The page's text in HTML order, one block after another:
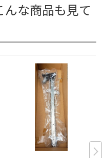
んな商品も見て